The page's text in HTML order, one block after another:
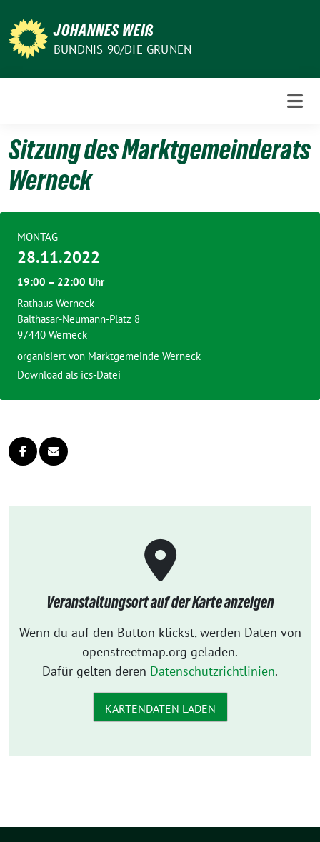
zum
Inhalt
JOHANNES WEIß
BÜNDNIS 90/DIE GRÜNEN
Sitzung des Marktgemeinderats
Werneck
MONTAG
28.11.2022
19:00 – 22:00 Uhr
Rathaus Werneck
Balthasar-Neumann-Platz 8
97440 Werneck
organisiert von Marktgemeinde Werneck
Download als ics-Datei
Veranstaltungsort auf der Karte anzeigen
Wenn du auf den Button klickst, werden Daten von
openstreetmap.org geladen.
Dafür gelten deren Datenschutzrichtlinien.
KARTENDATEN LADEN